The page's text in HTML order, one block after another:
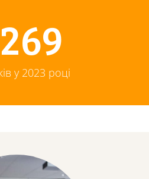
у 2023 році